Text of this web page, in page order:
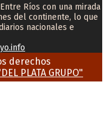
Ríos con una mirada
del continente, lo que
nacionales e
derechos
PLATA GRUPO"